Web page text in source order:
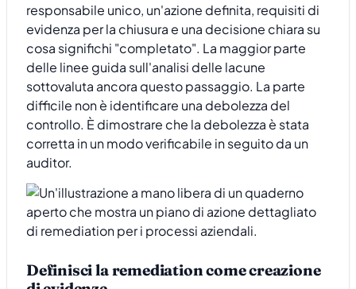
responsabile unico, un'azione definita, requisiti di
evidenza per la chiusura e una decisione chiara su
cosa significhi "completato". La maggior parte
delle linee guida sull'analisi delle lacune
sottovaluta ancora questo passaggio. La parte
difficile non è identificare una debolezza del
controllo. È dimostrare che la debolezza è stata
corretta in un modo verificabile in seguito da un
auditor.
Definisci la remediation come creazione